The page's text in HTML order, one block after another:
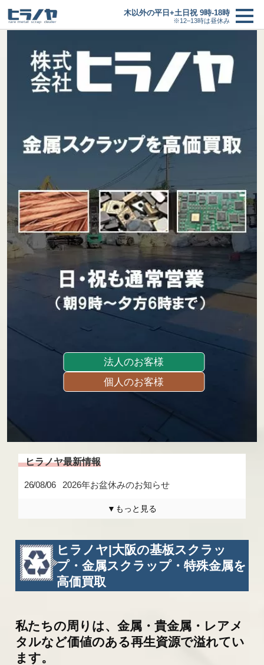
木以外の平日+土日祝 9時-18時
※12–13時は昼休み
買取の流れ
新着情報
ヒラノヤブログ
会社概要
基板の仕分け
アクセス
採用情報
お問い合わせ
法人のお客様
個人のお客様
26/08/06 2026年お盆休みのお知らせ
▼もっと見る
26/02/27 3/6(金)までの臨時休業のお知らせ
26/01/24 研修に伴う臨時休業のお知らせ
ヒラノヤ|大阪の基板スクラッ
プ・金属スクラップ・特殊金属を
高価買取
私たちの周りは、金属・貴金属・レアメ
タルなど価値のある再生資源で溢れてい
ます。